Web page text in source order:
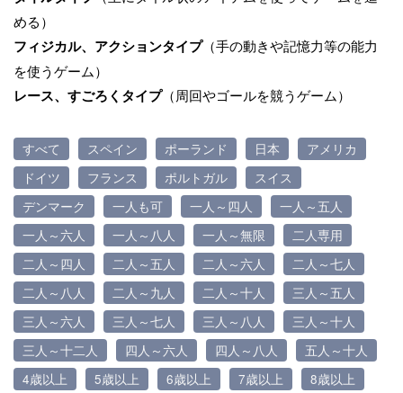
める）
フィジカル、アクションタイプ（手の動きや記憶力等の能力
を使うゲーム）
レース、すごろくタイプ（周回やゴールを競うゲーム）
すべて スペイン ポーランド 日本
アメリカ
ドイツ
フランス ポルトガル
スイス
デンマーク
一人も可 一人～四人
一人～五人
一人～六人
一人～八人 一人～無限
二人専用
二人～四人
二人～五人 二人～六人
二人～七人
二人～八人
二人～九人 二人～十人
三人～五人
三人～六人
三人～七人 三人～八人
三人～十人
三人～十二人
四人～六人 四人～八人
五人～十人
4歳以上
5歳以上 6歳以上 7歳以上
8歳以上